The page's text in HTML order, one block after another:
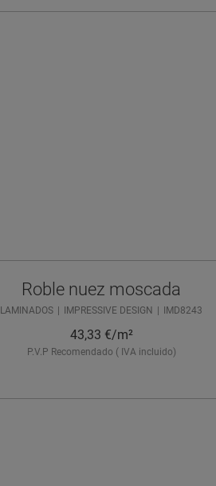
Roble nuez moscada
LAMINADOS IMPRESSIVE DESIGN IMD8243
43,33 €/m²
P.V.P Recomendado ( IVA incluido)